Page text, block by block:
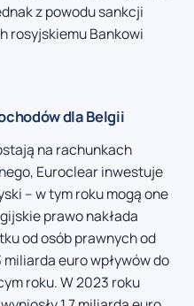
z powodu sankcji
rosyjskiemu Bankowi
dla Belgii
na rachunkach
Euroclear inwestuje
– w tym roku mogą one
prawo nakłada
od osób prawnych od
miliarda euro wpływów do
roku. W 2023 roku